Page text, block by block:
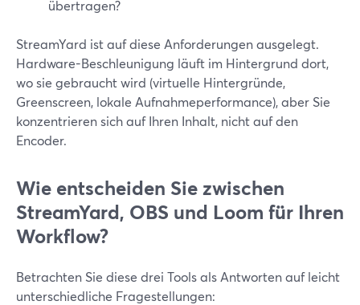
übertragen?
StreamYard ist auf diese Anforderungen ausgelegt.
Hardware-Beschleunigung läuft im Hintergrund dort,
wo sie gebraucht wird (virtuelle Hintergründe,
Greenscreen, lokale Aufnahmeperformance), aber Sie
konzentrieren sich auf Ihren Inhalt, nicht auf den
Encoder.
Wie entscheiden Sie zwischen
StreamYard, OBS und Loom für Ihren
Workflow?
Betrachten Sie diese drei Tools als Antworten auf leicht
unterschiedliche Fragestellungen: